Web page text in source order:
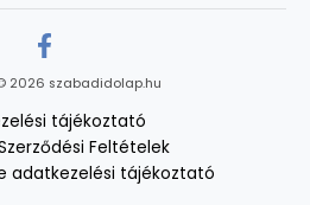
2026 szabadidolap.hu
tájékoztató
Feltételek
adatkezelési tájékoztató